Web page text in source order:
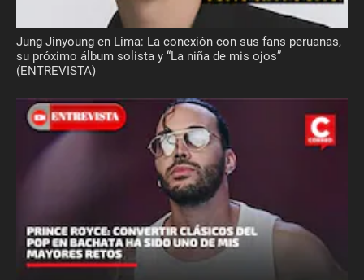
Jung Jinyoung en Lima: La conexión con sus fans peruanas,
su próximo álbum solista y “La niña de mis ojos”
(ENTREVISTA)